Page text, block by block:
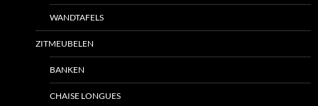
WANDTAFELS
ZITMEUBELEN
BANKEN
CHAISE LONGUES